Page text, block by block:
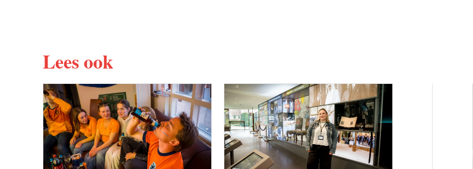
Lees ook